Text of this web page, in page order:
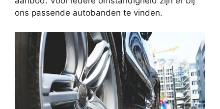
ons passende autobanden te vinden.